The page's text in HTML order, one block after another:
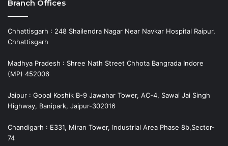
Branch Offices
Chhattisgarh : 248 Shailendra Nagar Near Navkar Hospital Raipur,
Chhattisgarh
Madhya Pradesh : Shree Nath Street Chhota Bangrada Indore
(MP) 452006
Jaipur : Gopal Koshik B-9 Jawahar Tower, AC-4, Sawai Jai Singh
Highway, Banipark, Jaipur-302016
Chandigarh : E331, Miran Tower, Industrial Area Phase 8b,Sector-
74